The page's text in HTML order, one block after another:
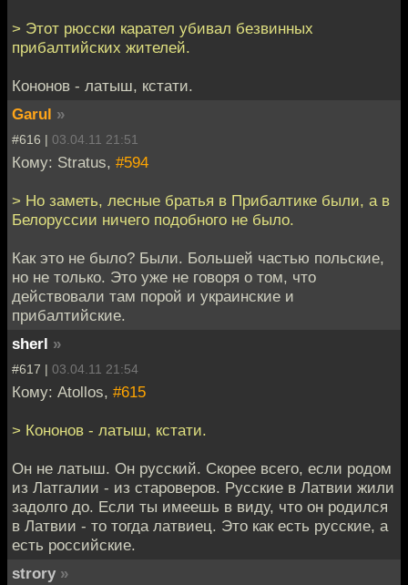
> Этот рюсски карател убивал безвинных
прибалтийских жителей.
Кононов - латыш, кстати.
Garul »
#616 | 03.04.11 21:51
Кому: Stratus, #594
> Но заметь, лесные братья в Прибалтике были, а в
Белоруссии ничего подобного не было.
Как это не было? Были. Большей частью польские,
но не только. Это уже не говоря о том, что
действовали там порой и украинские и
прибалтийские.
sherl »
#617 | 03.04.11 21:54
Кому: Atollos, #615
> Кононов - латыш, кстати.
Он не латыш. Он русский. Скорее всего, если родом
из Латгалии - из староверов. Русские в Латвии жили
задолго до. Если ты имеешь в виду, что он родился
в Латвии - то тогда латвиец. Это как есть русские, а
есть российские.
strory »